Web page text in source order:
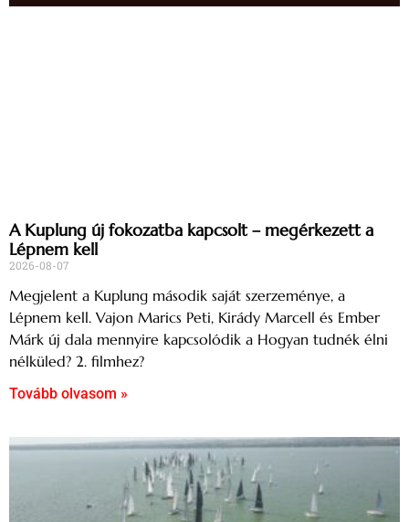
A Kuplung új fokozatba kapcsolt – megérkezett a
Lépnem kell
2026-08-07
Megjelent a Kuplung második saját szerzeménye, a
Lépnem kell. Vajon Marics Peti, Kirády Marcell és Ember
Márk új dala mennyire kapcsolódik a Hogyan tudnék élni
nélküled? 2. filmhez?
Tovább olvasom »